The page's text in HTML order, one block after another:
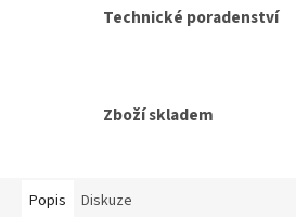
Technické poradenství
Zboží skladem
Popis Diskuze